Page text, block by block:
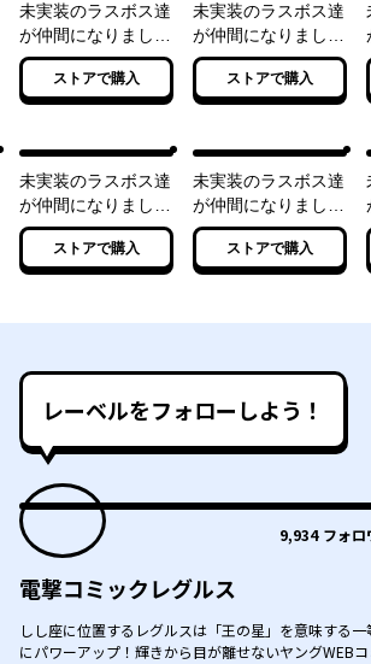
未実装のラスボス達
が仲間になりまし
た。
ストアで購入
未実装のラスボス達
が仲間になりまし
た。２
ストアで購入
未実装のラスボス達
が仲間になりまし
た。４
ストアで購入
未実装のラスボス達
が仲間になりまし
た。５
ストアで購入
レーベルをフォローしよう！
9,934 フォロ
電撃コミックレグルス
しし座に位置するレグルスは「王の星」を意味する
にパワーアップ！輝きから目が離せないヤングWEB